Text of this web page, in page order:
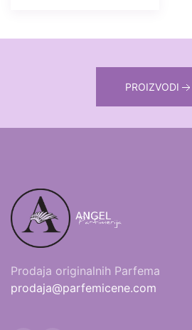
PROIZVODI
Prodaja originalnih Parfema
prodaja@parfemicene.com